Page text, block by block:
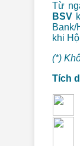
Từ
BSV
khi
(*)
Tích